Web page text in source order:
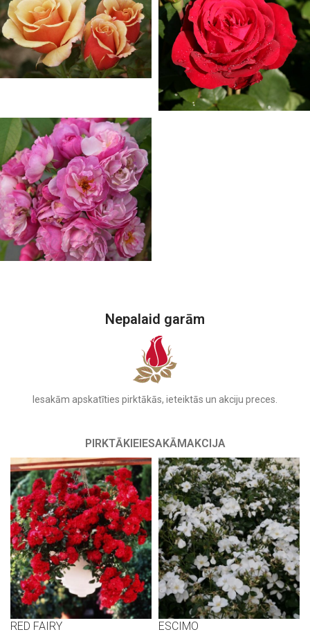
57 produkti
Nepalaid garām
Iesakām apskatīties pirktākās, ieteiktās un akciju preces.
PIRKTĀKIEIESAKĀMAKCIJA
RED FAIRY ESCIMO